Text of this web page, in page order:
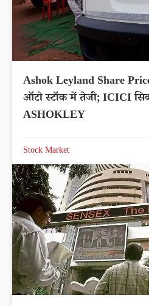
Ashok Leyland Share
ऑटो स्टॉक में तेजी; ICICI
ASHOKLEY
Stock Market